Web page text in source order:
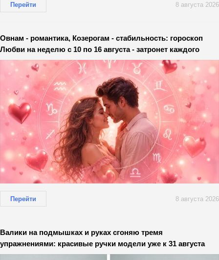
Перейти 8 августа 2026
Овнам - романтика, Козерогам - стабильность: гороскоп
Любви на неделю с 10 по 16 августа - затронет каждого
Перейти 8 августа 2026
Валики на подмышках и руках сгоняю тремя
упражнениями: красивые ручки модели уже к 31 августа